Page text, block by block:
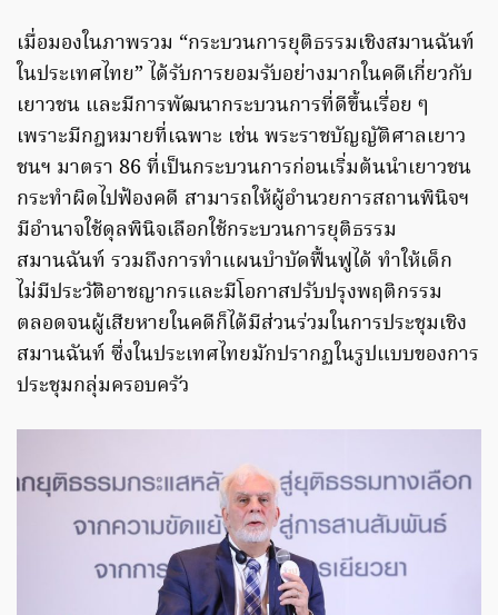
เมื่อมองในภาพรวม “กระบวนการยุติธรรมเชิงสมานฉันท์
ในประเทศไทย” ได้รับการยอมรับอย่างมากในคดีเกี่ยวกับ
เยาวชน และมีการพัฒนากระบวนการที่ดีขึ้นเรื่อย ๆ
เพราะมีกฎหมายที่เฉพาะ เช่น พระราชบัญญัติศาลเยาว
ชนฯ มาตรา 86 ที่เป็นกระบวนการก่อนเริ่มต้นนำเยาวชน
กระทำผิดไปฟ้องคดี สามารถให้ผู้อำนวยการสถานพินิจฯ
มีอำนาจใช้ดุลพินิจเลือกใช้กระบวนการยุติธรรม
สมานฉันท์ รวมถึงการทำแผนบำบัดฟื้นฟูได้ ทำให้เด็ก
ไม่มีประวัติอาชญากรและมีโอกาสปรับปรุงพฤติกรรม
ตลอดจนผู้เสียหายในคดีก็ได้มีส่วนร่วมในการประชุมเชิง
สมานฉันท์ ซึ่งในประเทศไทยมักปรากฏในรูปแบบของการ
ประชุมกลุ่มครอบครัว